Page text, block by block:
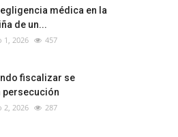
médica en la
de un...
1, 2026 457
fiscalizar se
persecución
2, 2026 287